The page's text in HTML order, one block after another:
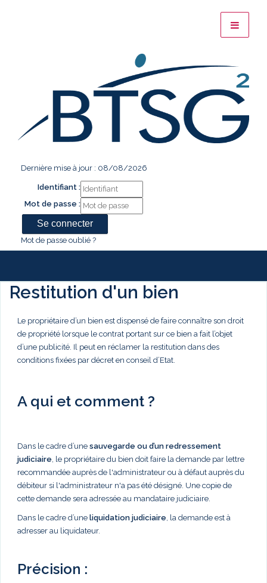
Dernière mise à jour : 08/08/2026
Identifiant :
Mot de passe :
Mot de passe oublié ?
Restitution d'un bien
Le propriétaire d’un bien est dispensé de faire connaître son droit
de propriété lorsque le contrat portant sur ce bien a fait l’objet
d’une publicité. Il peut en réclamer la restitution dans des
conditions fixées par décret en conseil d’Etat.
A qui et comment ?
Dans le cadre d’une sauvegarde ou d’un redressement
judiciaire , le propriétaire du bien doit faire la demande par lettre
recommandée auprès de l'administrateur ou à défaut auprès du
débiteur si l'administrateur n'a pas été désigné. Une copie de
cette demande sera adressée au mandataire judiciaire.
Dans le cadre d’une liquidation judiciaire , la demande est à
adresser au liquidateur.
Précision :